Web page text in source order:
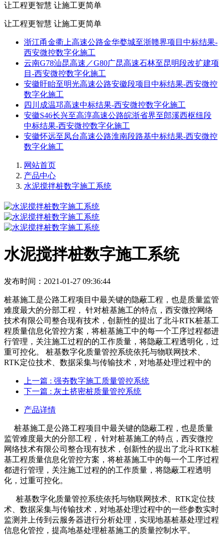
让工程更智慧 让施工更简单
让工程更智慧 让施工更简单
浙江甬金衢上高速公路金华婺城至浙赣界项目中标结果-
西安微控数字化施工
云南G78汕昆高速／G80广昆高速石林至昆明段改扩建项
目-西安微控数字化施工
安徽盱眙至明光高速公路安徽段项目中标结果-西安微控
数字化施工
四川成温邛高速中标结果-西安微控数字化施工
安徽S46长兴至高淳高速公路皖浙省界至郎溪西枢纽段
中标结果-西安微控数字化施工
安徽怀远至凤台高速公路淮南段路基中标结果-西安微控
数字化施工
网站首页
产品中心
水泥搅拌桩数字施工系统
水泥搅拌桩数字施工系统
发布时间：2021-01-27 09:36:44
桩基施工是公路工程项目中最关键的隐蔽工程，也是质量监管
难度最大的分部工程， 针对桩基施工的特点，西安微控网络
技术有限公司整合现有技术，创新性的提出了北斗RTK桩基工
程质量信息化管控方案，将桩基施工中的每一个工序过程都进
行管理，关注施工过程的的工作质量，将隐蔽工程透明化，过
重可控化。 桩基数字化质量管控系统依托与物联网技术、
RTK定位技术、数据采集与传输技术，对地基处理过程中的
上一篇 : 强夯数字施工质量管控系统
下一篇 : 灰土挤密桩质量管控系统
产品详情
桩基施工是公路工程项目中最关键的隐蔽工程，也是质量
监管难度最大的分部工程， 针对桩基施工的特点，西安微控
网络技术有限公司整合现有技术，创新性的提出了北斗RTK桩
基工程质量信息化管控方案，将桩基施工中的每一个工序过程
都进行管理，关注施工过程的的工作质量，将隐蔽工程透明
化，过重可控化。
桩基数字化质量管控系统依托与物联网技术、RTK定位技
术、数据采集与传输技术，对地基处理过程中的一些参数实时
监测并上传到云服务器进行分析处理，实现地基桩基处理过程
信息化管控，提高地基处理桩基施工的质量控制水平。